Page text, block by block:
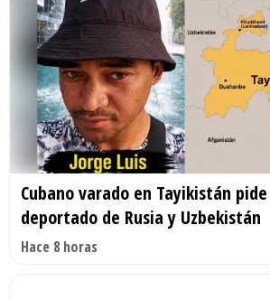
Cubano varado en Tayikistán
deportado de Rusia y Uzbekistán
Hace 8 horas